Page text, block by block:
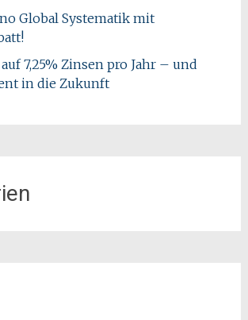
Global Systematik mit
7,25% Zinsen pro Jahr – und
in die Zukunft